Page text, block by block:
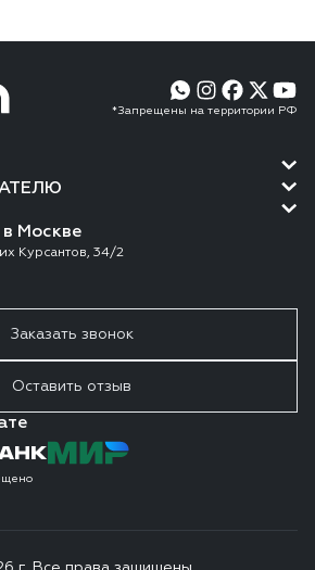
*Запрещены на территории РФ
в Москве
Курсантов, 34/2
Заказать звонок
Оставить отзыв